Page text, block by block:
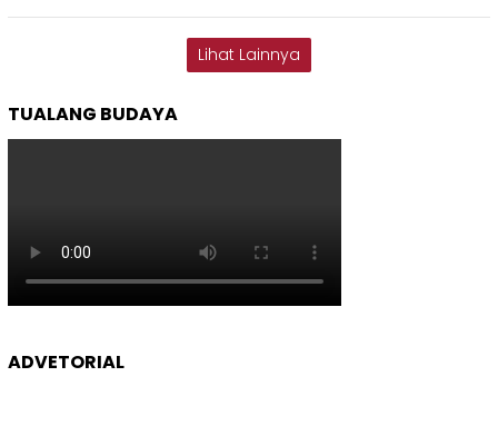
Lihat Lainnya
TUALANG BUDAYA
ADVETORIAL